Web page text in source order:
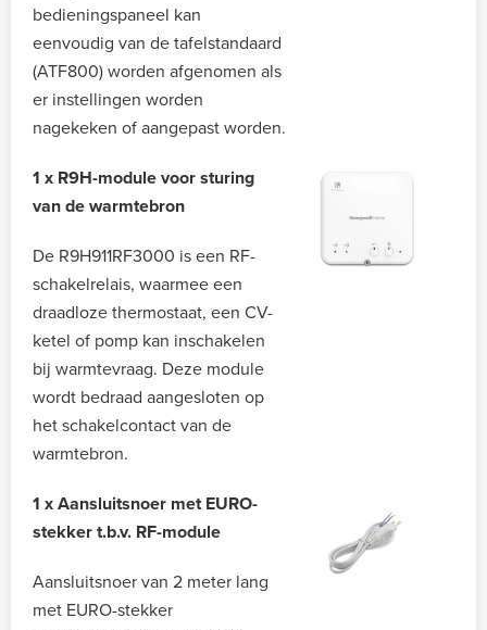
bedieningspaneel kan
eenvoudig van de tafelstandaard
(ATF800) worden afgenomen als
er instellingen worden
nagekeken of aangepast worden.
1 x R9H-module voor sturing
van de warmtebron
De R9H911RF3000 is een RF-
schakelrelais, waarmee een
draadloze thermostaat, een CV-
ketel of pomp kan inschakelen
bij warmtevraag. Deze module
wordt bedraad aangesloten op
het schakelcontact van de
warmtebron.
1 x Aansluitsnoer met EURO-
stekker t.b.v. RF-module
Aansluitsnoer van 2 meter lang
met EURO-stekker